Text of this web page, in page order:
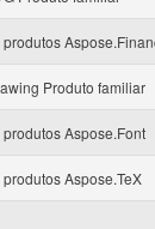
Produto familiar
Aspose.Font
Aspose.TeX